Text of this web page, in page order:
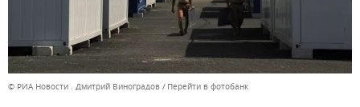
© РИА Новости . Дмитрий Виноградов Перейти в фотобанк